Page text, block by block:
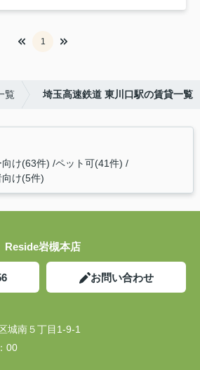
1
覧 埼玉高速鉄道 東川口駅の賃貸一覧
け(63件) ペット可(41件)
け(5件)
Reside岩槻本店
お問い合わせ
城南５丁目1-9-1
00